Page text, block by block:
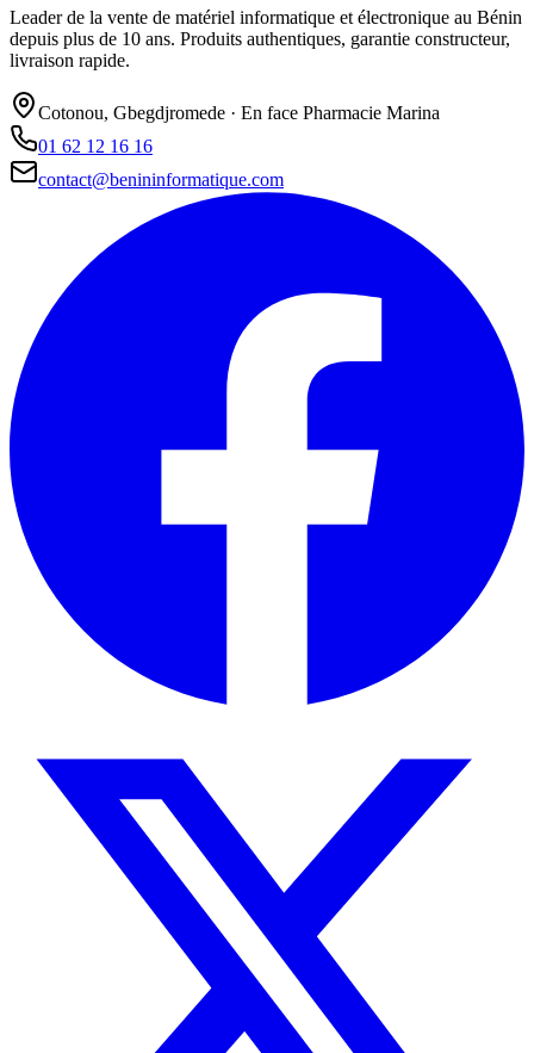
Leader de la vente de matériel informatique et électronique au Bénin
depuis plus de 10 ans. Produits authentiques, garantie constructeur,
livraison rapide.
Cotonou, Gbegdjromede · En face Pharmacie Marina
01 62 12 16 16
contact@benininformatique.com